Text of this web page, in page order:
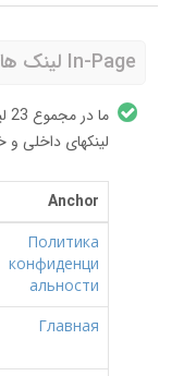
In-Page لینک های
لینکهای داخلی
Anchor
Политика
конфиденци
альности
Главная